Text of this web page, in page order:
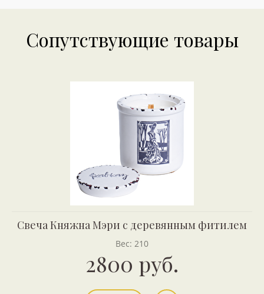
Сопутствующие товары
Свеча Княжна Мэри с деревянным фитилем
Вес: 210
2800 руб.